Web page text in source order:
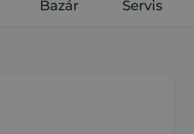
Bazár Servis